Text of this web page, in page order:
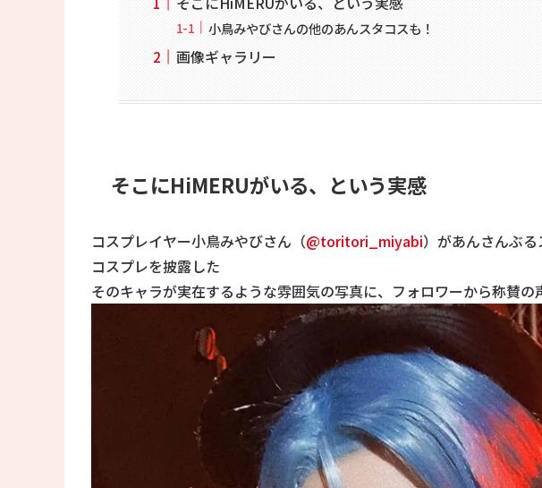
小鳥みやびさんの他のあんスタコスも！
画像ギャラリー
そこにHiMERUがいる、という実感
コスプレイヤー小鳥みやびさん（@toritori_miyabi）があんさんぶ
コスプレを披露した
そのキャラが実在するような雰囲気の写真に、フォロワーから称賛の